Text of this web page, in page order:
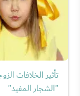
تأثير الخلافات
"الشجار المفيد"